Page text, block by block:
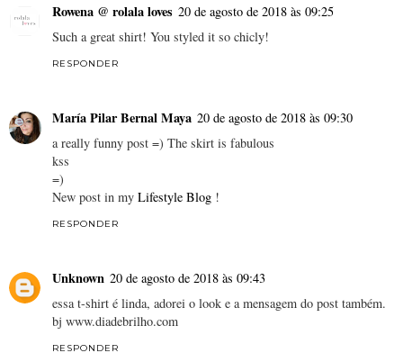
Rowena @ rolala loves 20 de agosto de 2018 às 09:25
Such a great shirt! You styled it so chicly!
RESPONDER
María Pilar Bernal Maya 20 de agosto de 2018 às 09:30
a really funny post =) The skirt is fabulous
kss
=)
New post in my Lifestyle Blog !
RESPONDER
Unknown 20 de agosto de 2018 às 09:43
essa t-shirt é linda, adorei o look e a mensagem do post também.
bj www.diadebrilho.com
RESPONDER